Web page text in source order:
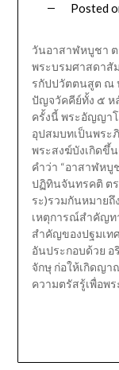
Posted
วันอาสาฬหบูชา
พระบรมศาสดาสั
รกัปปวัตตนสูต ณ
ปัญจวัคคีย์ทั้ง ๕ ห
ครั้งนี้ พระอัญญา
อุปสมบทเป็นพระ
พระสงฆ์บังเกิดขึ้
คำว่า “อาสาฬหบู
ปฏิทินจันทรคติ ตร
ระ)รวมกันหมายถึ
เหตุการณ์สำคัญ
สำคัญของปฐมเท
อันประกอบด้วย อ
จักษุ ก่อให้เกิดญา
ความตรัสรู้เพื่อพ